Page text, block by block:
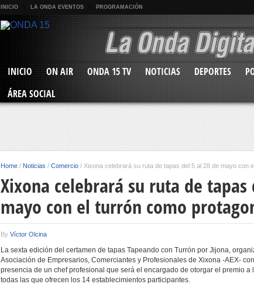
INICIO LA ONDA EVENTOS PROGRAMACIÓN
INICIO ON AIR ONDA 15 TV NOTICIAS DEPORTES
ÁREA SOCIAL
Home / Noticias / Comercio / Xixona celebrará su ruta de tapas del 5 al 28 de mayo con
Xixona celebrará su ruta de
mayo con el turrón como
By Víctor Olcina
La sexta edición del certamen de tapas Tapeando con Turrón por Jijona,
Asociación de Empresarios, Comerciantes y Profesionales de Xixona -AEX-
presencia de un chef profesional que será el encargado de otorgar el premio a
todas las que ofrecen los 14 establecimientos participantes.